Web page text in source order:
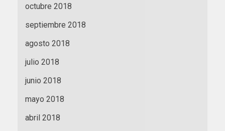
octubre 2018
septiembre 2018
agosto 2018
julio 2018
junio 2018
mayo 2018
abril 2018